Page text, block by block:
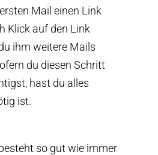
Mail einen Link
Klick auf den Link
ihm weitere Mails
du diesen Schritt
hast du alles
ist.
so gut wie immer